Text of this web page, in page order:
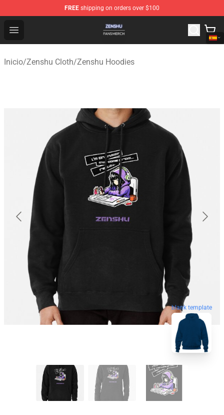
FREE shipping on orders over $100
Open menu
Zenshu Shop - Official Zenshu Merchandise Store
Inicio/Zenshu Cloth/Zenshu Hoodies
blank template